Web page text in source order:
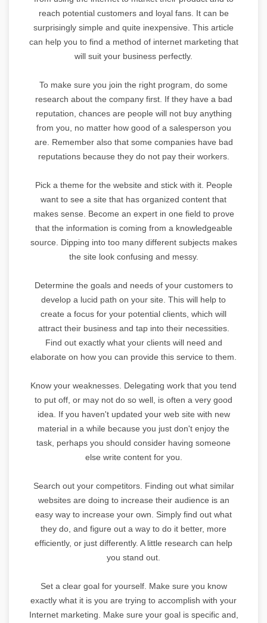
reach potential customers and loyal fans. It can be
surprisingly simple and quite inexpensive. This article
can help you to find a method of internet marketing that
will suit your business perfectly.
To make sure you join the right program, do some
research about the company first. If they have a bad
reputation, chances are people will not buy anything
from you, no matter how good of a salesperson you
are. Remember also that some companies have bad
reputations because they do not pay their workers.
Pick a theme for the website and stick with it. People
want to see a site that has organized content that
makes sense. Become an expert in one field to prove
that the information is coming from a knowledgeable
source. Dipping into too many different subjects makes
the site look confusing and messy.
Determine the goals and needs of your customers to
develop a lucid path on your site. This will help to
create a focus for your potential clients, which will
attract their business and tap into their necessities.
Find out exactly what your clients will need and
elaborate on how you can provide this service to them.
Know your weaknesses. Delegating work that you tend
to put off, or may not do so well, is often a very good
idea. If you haven't updated your web site with new
material in a while because you just don't enjoy the
task, perhaps you should consider having someone
else write content for you.
Search out your competitors. Finding out what similar
websites are doing to increase their audience is an
easy way to increase your own. Simply find out what
they do, and figure out a way to do it better, more
efficiently, or just differently. A little research can help
you stand out.
Set a clear goal for yourself. Make sure you know
exactly what it is you are trying to accomplish with your
Internet marketing. Make sure your goal is specific and,